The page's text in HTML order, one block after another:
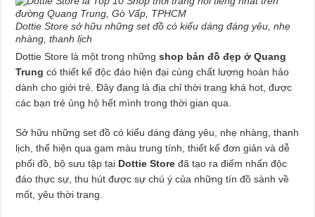
Dottie Store sở hữu những set đồ có kiểu dáng đáng yêu, nhẹ
nhàng, thanh lịch
Dottie Store là một trong nhữngshop bán đồ đẹp ở Quang
Trung có thiết kế độc đáo hiện đại cùng chất lượng hoàn hảo
dành cho giới trẻ. Đây đang là địa chỉ thời trang khá hot, được
các bạn trẻ ủng hộ hết mình trong thời gian qua.
Sở hữu những set đồ có kiểu dáng đáng yêu, nhẹ nhàng, thanh
lịch, thể hiện qua gam màu trung tính, thiết kế đơn giản và dễ
phối đồ, bộ sưu tập tại Dottie Store đã tạo ra điểm nhấn độc
đáo thực sự, thu hút được sự chú ý của những tín đồ sành về
mốt, yêu thời trang.